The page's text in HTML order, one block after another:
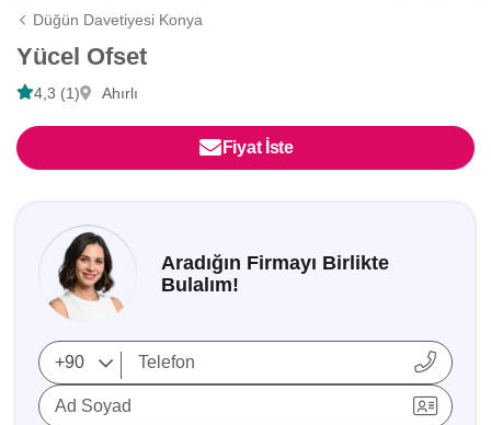
Düğün Davetiyesi Konya
Yücel Ofset
4,3 (1) Ahırlı
Fiyat İste
Aradığın Firmayı Birlikte
Bulalım!
Ad Soyad